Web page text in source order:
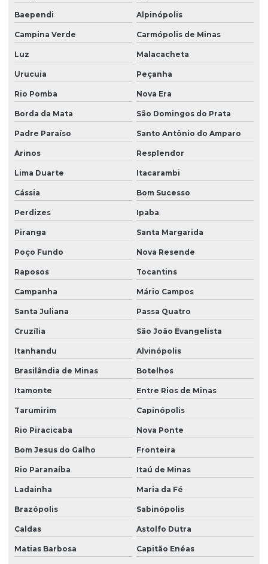
Baependi Alpinópolis
Campina Verde Carmópolis de Minas
Luz Malacacheta
Urucuia Peçanha
Rio Pomba Nova Era
Borda da Mata São Domingos do Prata
Padre Paraíso Santo Antônio do Amparo
Arinos Resplendor
Lima Duarte Itacarambi
Cássia Bom Sucesso
Perdizes Ipaba
Piranga Santa Margarida
Poço Fundo Nova Resende
Raposos Tocantins
Campanha Mário Campos
Santa Juliana Passa Quatro
Cruzília São João Evangelista
Itanhandu Alvinópolis
Brasilândia de Minas Botelhos
Itamonte Entre Rios de Minas
Tarumirim Capinópolis
Rio Piracicaba Nova Ponte
Bom Jesus do Galho Fronteira
Rio Paranaíba Itaú de Minas
Ladainha Maria da Fé
Brazópolis Sabinópolis
Caldas Astolfo Dutra
Matias Barbosa Capitão Enéas